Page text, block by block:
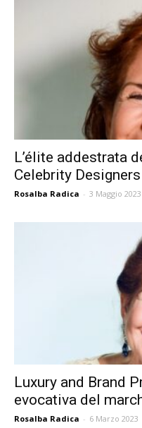
L’élite addestrata
Celebrity
Rosalba Radica - 3 Maggio 2023
Luxury and Brand
evocativa del
Rosalba Radica - 6 Marzo 2023